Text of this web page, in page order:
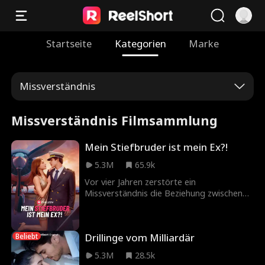
Startseite Kategorien Marke
Missverständnis
Missverständnis Filmsammlung
Mein Stiefbruder ist mein Ex?!
5.3M
65.9k
Vor vier Jahren zerstörte ein
Missverständnis die Beziehung zwischen
heiratete. Jetzt sind Dean und Hannah
Stiefgeschwister... aber keiner von beiden
weiß es!
Beliebt Drillinge vom Milliardär
5.3M
28.5k